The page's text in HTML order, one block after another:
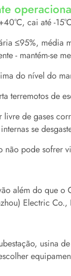
cai até -
≤95%, média
- mantém-se
do nível do
terremotos de
de gases
se
pode sofrer
além do que
Electric Co.,
usina